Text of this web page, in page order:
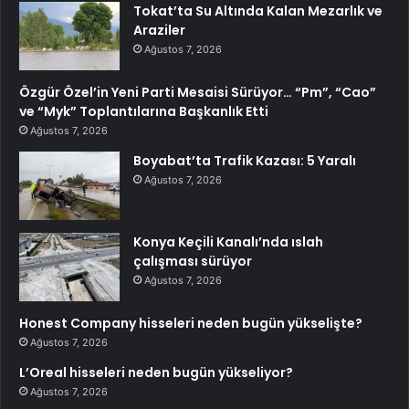
Tokat’ta Su Altında Kalan Mezarlık ve
Araziler
Ağustos 7, 2026
Özgür Özel’in Yeni Parti Mesaisi Sürüyor… “Pm”, “Cao”
ve “Myk” Toplantılarına Başkanlık Etti
Ağustos 7, 2026
Boyabat’ta Trafik Kazası: 5 Yaralı
Ağustos 7, 2026
Konya Keçili Kanalı’nda ıslah
çalışması sürüyor
Ağustos 7, 2026
Honest Company hisseleri neden bugün yükselişte?
Ağustos 7, 2026
L’Oreal hisseleri neden bugün yükseliyor?
Ağustos 7, 2026